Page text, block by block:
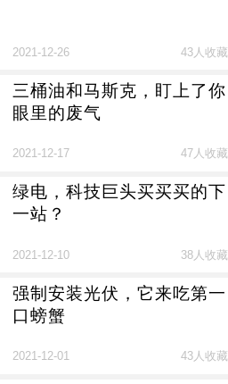
2021-12-26 43人收藏
三桶油和马斯克，盯上了你
眼里的废气
2021-12-17 47人收藏
绿电，科技巨头买买买的下
一站？
2021-12-10 38人收藏
强制安装光伏，它来吃第一
口螃蟹
2021-12-01 43人收藏